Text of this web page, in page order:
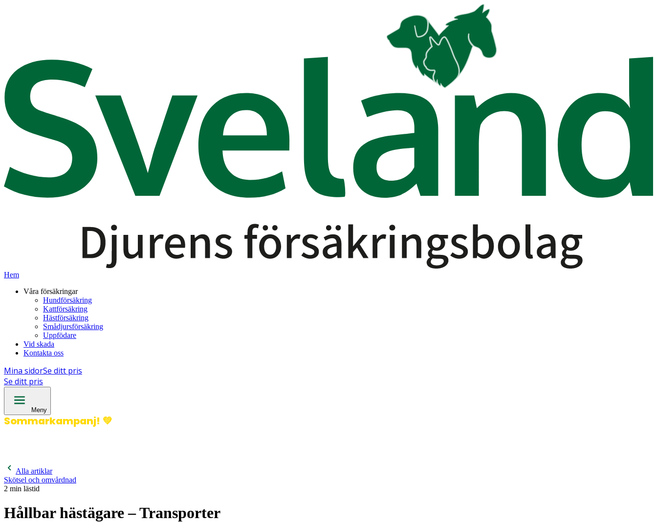
Hem
Våra försäkringar
Hundförsäkring
Kattförsäkring
Hästförsäkring
Smådjursförsäkring
Uppfödare
Vid skada
Kontakta oss
Mina sidorSe ditt pris
Se ditt pris
Meny
Sommarkampanj! 💚
Alla artiklar
Skötsel och omvårdnad
2 min lästid
Hållbar hästägare – Transporter